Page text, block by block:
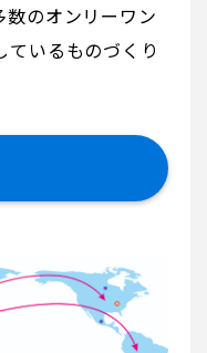
のオンリーワン
ているものづくり